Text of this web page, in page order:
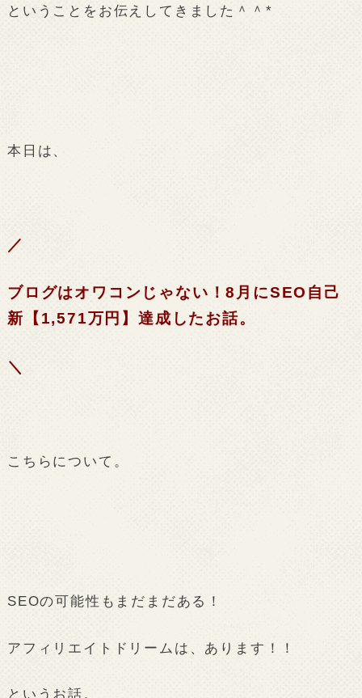
ということをお伝えしてきました＾＾*
本日は、
／
ブログはオワコンじゃない！8月にSEO自己
新【1,571万円】達成したお話。
＼
こちらについて。
SEOの可能性もまだまだある！
アフィリエイトドリームは、あります！！
というお話。